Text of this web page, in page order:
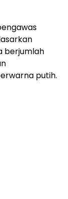
berjumlah
putih.